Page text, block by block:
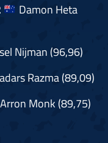
Damon Heta
Nijman (96,96)
Razma (89,09)
Arron Monk (89,75)